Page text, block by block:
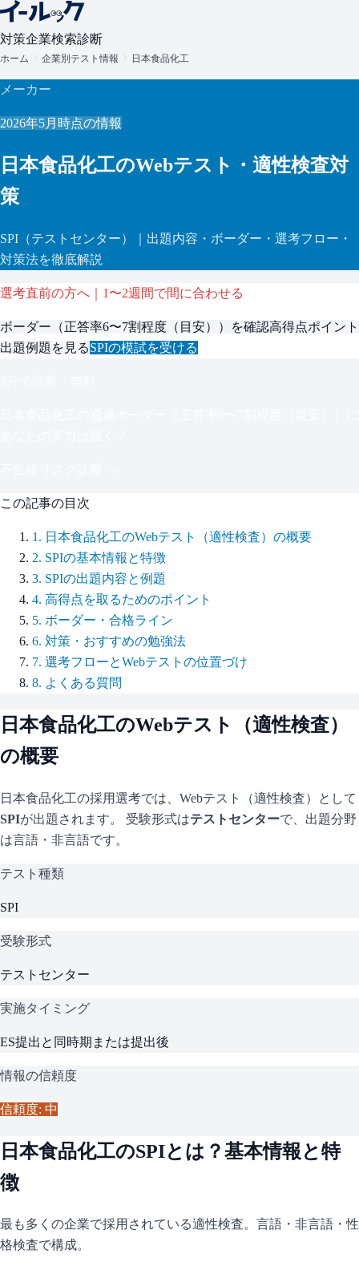
対策企業検索診断
ホーム 企業別テスト情報 日本食品化工
メーカー
2026年5月 時点の情報
日本食品化工のWebテスト・適性検査対
策
SPI （テストセンター）
｜出題内容・ボーダー・選考フロー・
対策法を徹底解説
選考直前の方へ｜1〜2週間で間に合わせる
ボーダー（正答率6〜7割程度（目安） ）を確認高得点ポイント
出題例題を見るSPIの模試を受ける
この記事の目次
1 . 日本食品化工のWebテスト（適性検査）の概要
2. SPIの基本情報と特徴
3. SPIの出題内容と例題
4. 高得点を取るためのポイント
5. ボーダー・合格ライン
6. 対策・おすすめの勉強法
7. 選考フローとWebテストの位置づけ
8. よくある質問
日本食品化工のWebテスト（適性検査）
の概要
日本食品化工の採用選考では、Webテスト（適性検査）として
SPIが出題されます。 受験形式はテストセンターで、 出題分野
は言語・非言語です。
テスト種類
SPI
受験形式
テストセンター
実施タイミング
ES提出と同時期または提出後
情報の信頼度
信頼度: 中
日本食品化工のSPIとは？基本情報と特
徴
最も多くの企業で採用されている適性検査。言語・非言語・性
格検査で構成。